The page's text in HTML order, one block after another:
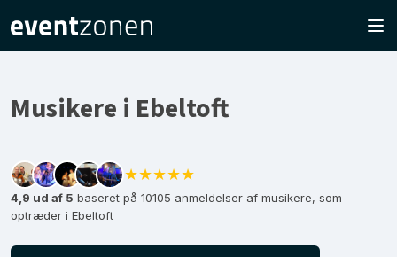
Musikere i Ebeltoft
★★★★★
4,9 ud af 5 baseret på 10105 anmeldelser af musikere, som
optræder i Ebeltoft